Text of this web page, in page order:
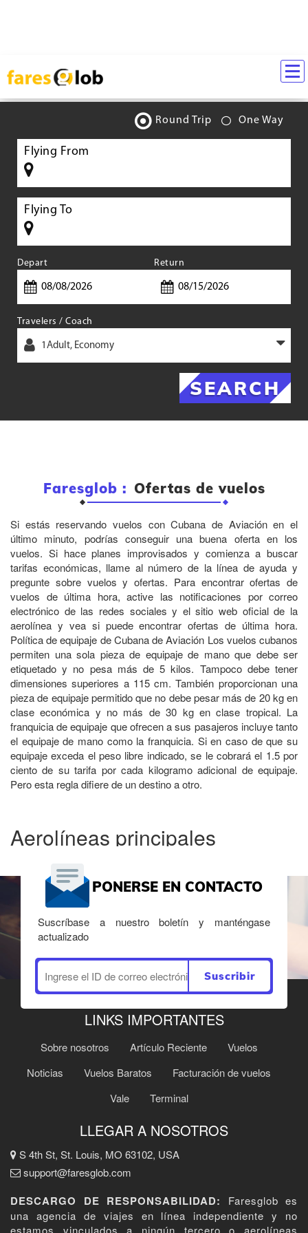
Round Trip One Way
Flying From
Flying To
Depart Return
Travelers / Coach
1 Adult, Economy
SEARCH
Faresglob : Ofertas de vuelos
Si estás reservando vuelos con Cubana de Aviación en el
último minuto, podrías conseguir una buena oferta en los
vuelos. Si hace planes improvisados ​​y comienza a buscar
tarifas económicas, llame al número de la línea de ayuda y
pregunte sobre vuelos y ofertas. Para encontrar ofertas de
vuelos de última hora, active las notificaciones por correo
electrónico de las redes sociales y el sitio web oficial de la
aerolínea y vea si puede encontrar ofertas de última hora.
Política de equipaje de Cubana de Aviación Los vuelos cubanos
permiten una sola pieza de equipaje de mano que debe ser
etiquetado y no pesa más de 5 kilos. Tampoco debe tener
dimensiones superiores a 115 cm. También proporcionan una
pieza de equipaje permitido que no debe pesar más de 20 kg en
clase económica y no más de 30 kg en clase tropical. La
franquicia de equipaje que ofrecen a sus pasajeros incluye tanto
el equipaje de mano como la franquicia. Si en caso de que su
equipaje exceda el peso libre indicado, se le cobrará el 1.5 por
ciento de su tarifa por cada kilogramo adicional de equipaje.
Pero esta regla difiere de un destino a otro.
Aerolíneas principales
PONERSE EN CONTACTO
Suscríbase a nuestro boletín y manténgase
actualizado
Suscribir
LINKS IMPORTANTES
Sobre nosotros Artículo Reciente
Vuelos
Noticias
Vuelos Baratos
Facturación de vuelos
Vale
Terminal
LLEGAR A NOSOTROS
S 4th St, St. Louis, MO 63102, USA
support@faresglob.com
DESCARGO DE RESPONSABILIDAD: Faresglob es
una agencia de viajes en línea independiente y no
estamos vinculados a ningún tercero o aerolíneas